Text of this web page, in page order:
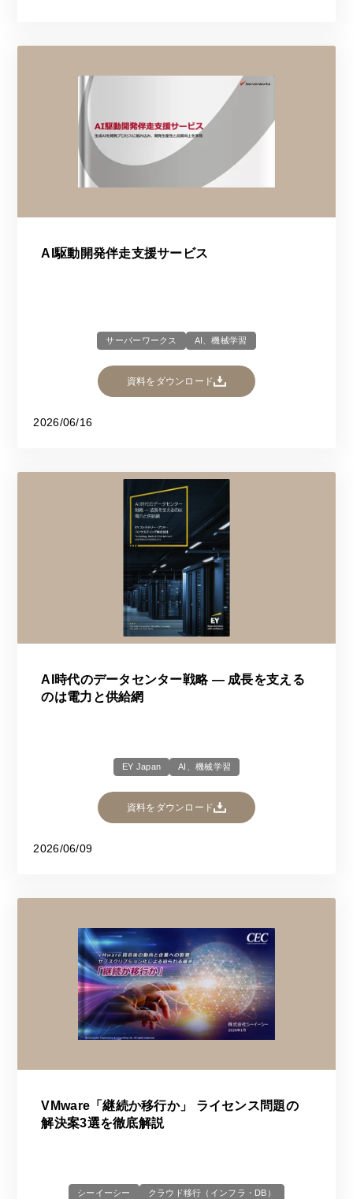
AI駆動開発伴走支援サービス
サーバーワークス AI、機械学習
資料をダウンロード
2026/06/16
AI時代のデータセンター戦略 ― 成長を支える
のは電力と供給網
EY Japan AI、機械学習
資料をダウンロード
2026/06/09
VMware「継続か移行か」 ライセンス問題の
解決案3選を徹底解説
シーイーシー クラウド移行（インフラ・DB）